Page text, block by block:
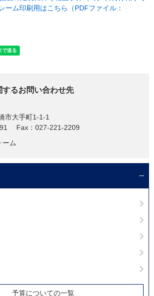
ーム印刷用はこちら（PDFファイル：
するお問い合わせ先
市大手町1-1-1
Fax：027-221-2209
ーム
予算についての一覧